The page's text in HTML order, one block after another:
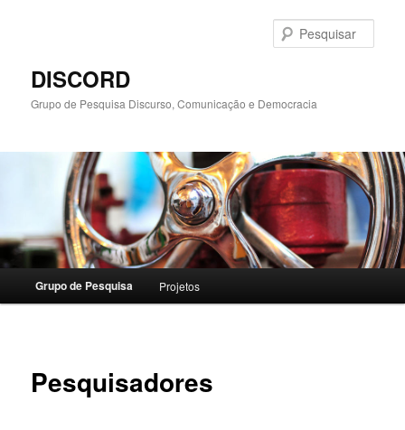
principalDISCORD
Grupo de Pesquisa Discurso, Comunicação e Democracia
Grupo de Pesquisa Projetos
Pesquisadores